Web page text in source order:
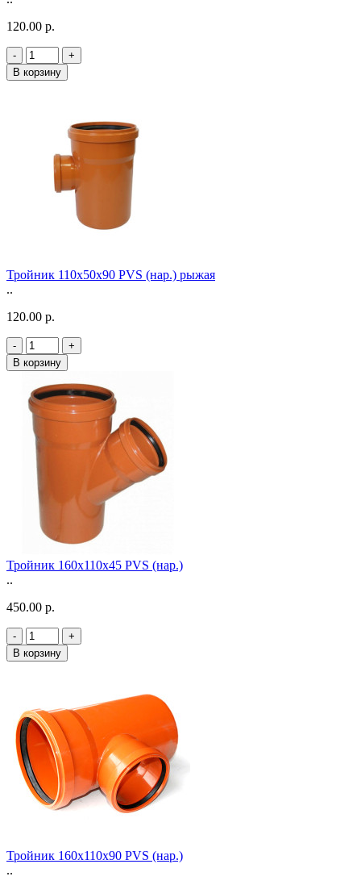
120.00 р.
-
+
В корзину
Тройник 110х50х90 PVS (нар.) рыжая
..
120.00 р.
-
+
В корзину
Тройник 160х110х45 PVS (нар.)
..
450.00 р.
-
+
В корзину
Тройник 160х110х90 PVS (нар.)
..